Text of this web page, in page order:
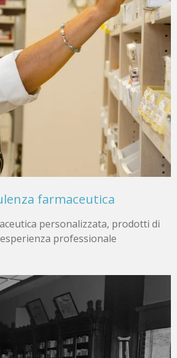
farmaceutica
personalizzata, prodotti di
professionale